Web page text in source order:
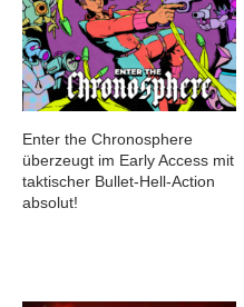
Enter the Chronosphere
überzeugt im Early Access mit
taktischer Bullet-Hell-Action
absolut!